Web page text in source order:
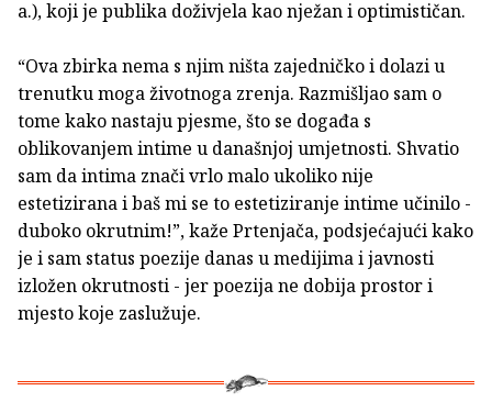
a.), koji je publika doživjela kao nježan i optimističan.
“Ova zbirka nema s njim ništa zajedničko i dolazi u
trenutku moga životnoga zrenja. Razmišljao sam o
tome kako nastaju pjesme, što se događa s
oblikovanjem intime u današnjoj umjetnosti. Shvatio
sam da intima znači vrlo malo ukoliko nije
estetizirana i baš mi se to estetiziranje intime učinilo -
duboko okrutnim!”, kaže Prtenjača, podsjećajući kako
je i sam status poezije danas u medijima i javnosti
izložen okrutnosti - jer poezija ne dobija prostor i
mjesto koje zaslužuje.